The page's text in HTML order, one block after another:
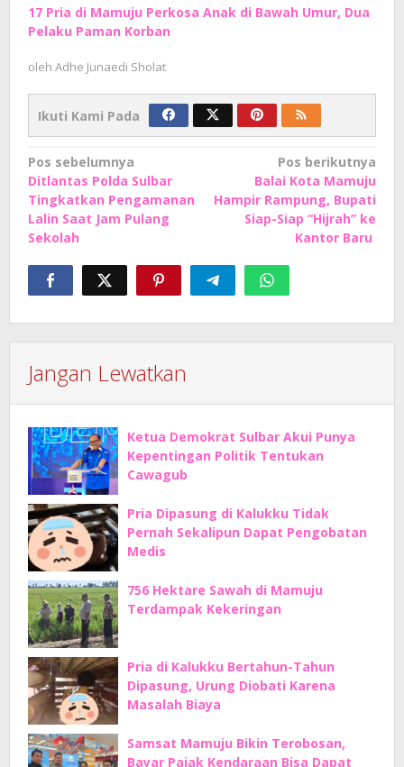
17 Pria di Mamuju Perkosa Anak di Bawah Umur, Dua
Pelaku Paman Korban
oleh Adhe Junaedi Sholat
Ikuti Kami Pada
Navigasi
pos
Pos sebelumnya
Ditlantas Polda Sulbar
Tingkatkan Pengamanan
Lalin Saat Jam Pulang
Sekolah
Pos berikutnya
Balai Kota Mamuju
Hampir Rampung, Bupati
Siap-Siap “Hijrah” ke
Kantor Baru
Jangan Lewatkan
Ketua Demokrat Sulbar Akui Punya
Kepentingan Politik Tentukan
Cawagub
Pria Dipasung di Kalukku Tidak
Pernah Sekalipun Dapat Pengobatan
Medis
756 Hektare Sawah di Mamuju
Terdampak Kekeringan
Pria di Kalukku Bertahun-Tahun
Dipasung, Urung Diobati Karena
Masalah Biaya
Samsat Mamuju Bikin Terobosan,
Bayar Pajak Kendaraan Bisa Dapat